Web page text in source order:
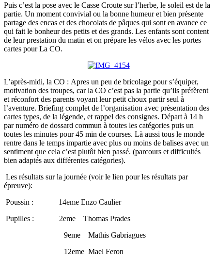
Puis c’est la pose avec le Casse Croute sur l’herbe, le soleil est de la
partie. Un moment convivial ou la bonne humeur et bien présente
partage des encas et des chocolats de pâques qui sont en avance ce
qui fait le bonheur des petits et des grands. Les enfants sont content
de leur prestation du matin et on prépare les vélos avec les portes
cartes pour La CO.
L’après-midi, la CO : Apres un peu de bricolage pour s’équiper,
motivation des troupes, car la CO c’est pas la partie qu’ils préfèrent
et réconfort des parents voyant leur petit choux partir seul à
l’aventure. Briefing complet de l’organisation avec présentation des
cartes types, de la légende, et rappel des consignes. Départ à 14 h
par numéro de dossard commun à toutes les catégories puis un
toutes les minutes pour 45 min de courses. Là aussi tous le monde
rentre dans le temps impartie avec plus ou moins de balises avec un
sentiment que cela c’est plutôt bien passé. (parcours et difficultés
bien adaptés aux différentes catégories).
Les résultats sur la journée (voir le lien pour les résultats par
épreuve):
Poussin : 14eme Enzo Caulier
Pupilles : 2eme Thomas Prades
9eme Mathis Gabriagues
12eme Mael Feron